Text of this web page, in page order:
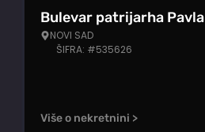
Bulevar patrijarha Pavla
NOVI SAD
ŠIFRA: #535626
Više o nekretnini >